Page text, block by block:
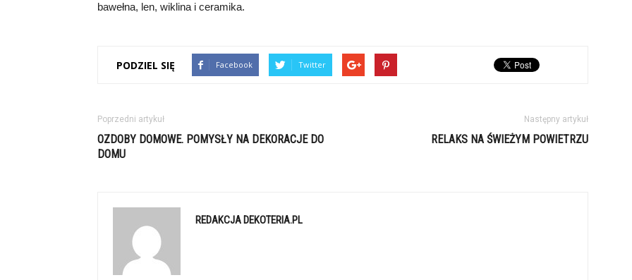
bawełna, len, wiklina i ceramika.
PODZIEL SIĘ Facebook Twitter
Poprzedni artykuł
OZDOBY DOMOWE. POMYSŁY NA DEKORACJE DO
DOMU
Następny artykuł
RELAKS NA ŚWIEŻYM POWIETRZU
REDAKCJA DEKOTERIA.PL